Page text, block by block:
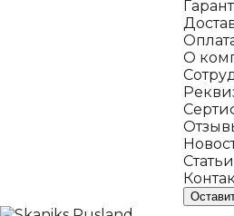
О
Статьи